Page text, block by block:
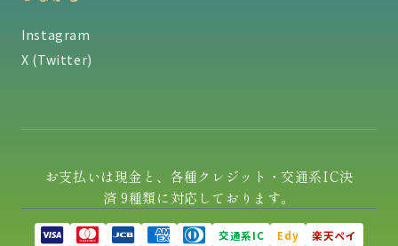
Instagram
X (Twitter)
お支払いは現金と、各種クレジット・交通系IC決
済 9種類に対応しております。
交通系IC Edy 楽天ペイ